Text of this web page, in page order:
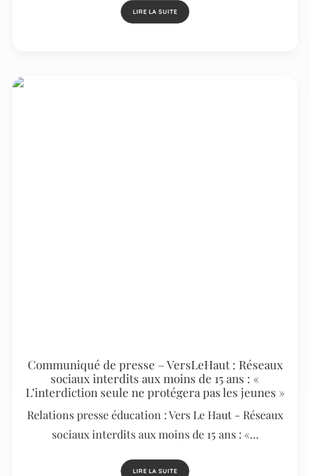
LIRE LA SUITE
Communiqué de presse – VersLeHaut : Réseaux
sociaux interdits aux moins de 15 ans : «
L’interdiction seule ne protégera pas les jeunes »
Relations presse éducation : Vers Le Haut - Réseaux
sociaux interdits aux moins de 15 ans : «…
LIRE LA SUITE